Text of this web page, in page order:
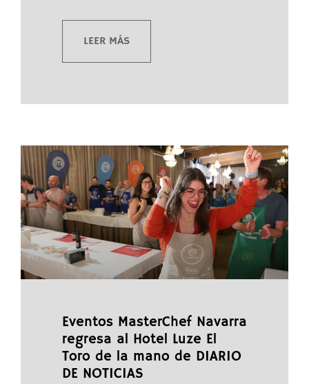
LEER MÁS
Eventos MasterChef Navarra
regresa al Hotel Luze El
Toro de la mano de DIARIO
DE NOTICIAS